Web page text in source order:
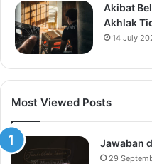
Akibat
Akhlak
14 July
Most Viewed Posts
Jawaban
29